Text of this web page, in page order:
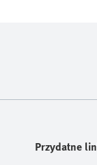
Przydatne